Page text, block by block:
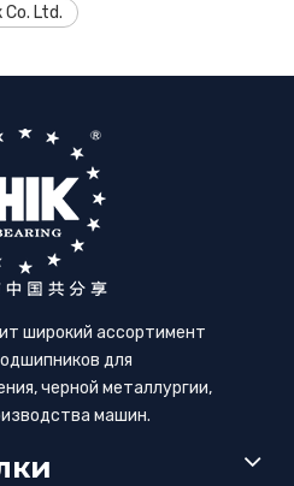
Ltd.
широкий ассортимент
для
черной металлургии,
машин.